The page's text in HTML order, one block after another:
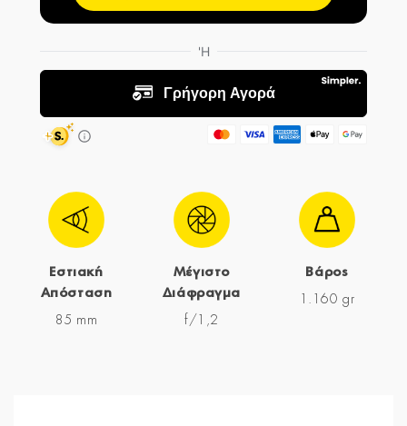
Εστιακή
Απόσταση
85 mm
Μέγιστο
Διάφραγμα
f/1,2
Βάρος
1.160 gr